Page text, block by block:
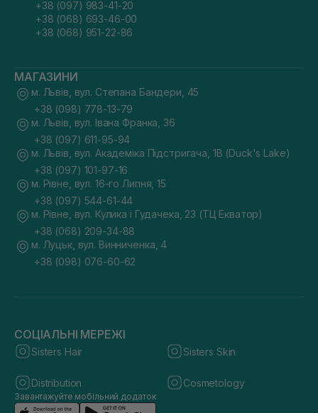
+38 (097) 983-41-20
+38 (068) 693-46-00
+38 (068) 951-22-86
МАГАЗИНИ
м. Львів, вул. Степана Бандери, 45
+38 (098) 778-13-79
м. Львів, вул. Івана Франка, 36
+38 (097) 611-95-94
м. Львів, вул. Академіка Підстригача, 1В (Duck's Lake)
+38 (097) 101-97-16
м. Рівне, вул. 16-го Липня, 15
+38 (097) 544-61-44
м. Рівне, вул. Кулика і Гудачека, 23 (ТЦ Екватор)
+38 (068) 209-34-88
м. Луцьк, вул. Винниченка, 4
+38 (098) 076-60-62
СОЦІАЛЬНІ МЕРЕЖІ
Sisters Hair Sisters Skin
Distribution Cosmetology
Завантажуйте мобільний додаток